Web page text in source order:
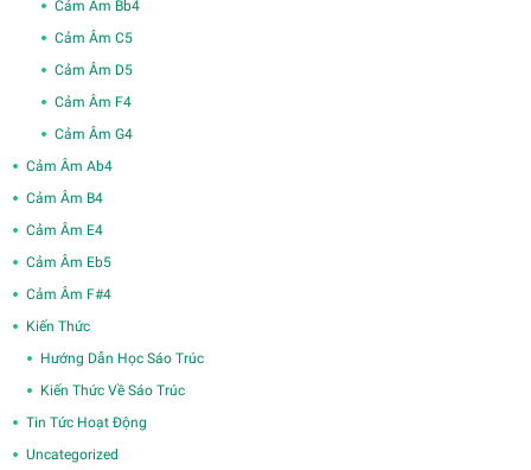
Cảm Âm Bb4
Cảm Âm C5
Cảm Âm D5
Cảm Âm F4
Cảm Âm G4
Cảm Âm Ab4
Cảm Âm B4
Cảm Âm E4
Cảm Âm Eb5
Cảm Âm F#4
Kiến Thức
Hướng Dẫn Học Sáo Trúc
Kiến Thức Về Sáo Trúc
Tin Tức Hoạt Động
Uncategorized